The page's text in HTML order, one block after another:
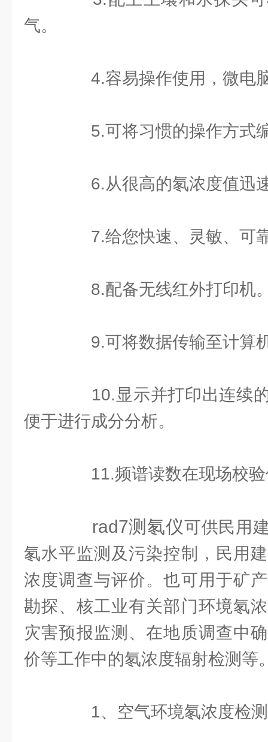
气。
4.容易操作使用，微电
5.可将习惯的操作方式
6.从很高的氡浓度值迅
7.给您快速、灵敏、可
8.配备无线红外打印机
9.可将数据传输至计算
10.显示并打印出连续的
便于进行成分分析。
11.频谱读数在现场校验
rad7测氡仪可供民用
氡水平监测及污染控制，民用
浓度调查与评价。也可用于矿
勘探、核工业有关部门环境氡
灾害预报监测、在地质调查中
价等工作中的氡浓度辐射检测等
1、空气环境氡浓度检